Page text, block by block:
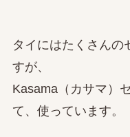
タイにはたくさんの
すが、
Kasama（カサマ）
て、使っています。